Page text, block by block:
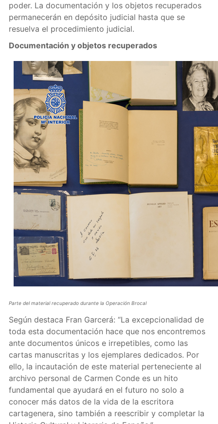
poder. La documentación y los objetos recuperados
permanecerán en depósito judicial hasta que se
resuelva el procedimiento judicial.
Documentación y objetos recuperados
Parte del material recuperado durante la Operación Brocal
Según destaca Fran Garcerá: “La excepcionalidad de
toda esta documentación hace que nos encontremos
ante documentos únicos e irrepetibles, como las
cartas manuscritas y los ejemplares dedicados. Por
ello, la incautación de este material perteneciente al
archivo personal de Carmen Conde es un hito
fundamental que ayudará en el futuro no solo a
conocer más datos de la vida de la escritora
cartagenera, sino también a reescribir y completar la